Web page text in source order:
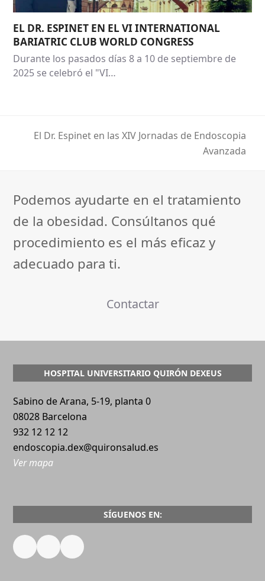
EL DR. ESPINET EN EL VI INTERNATIONAL
BARIATRIC CLUB WORLD CONGRESS
Durante los pasados días 8 a 10 de septiembre de
2025 se celebró el "VI…
El Dr. Espinet en las XIV Jornadas de Endoscopia
Avanzada
Podemos ayudarte en el tratamiento
de la obesidad. Consúltanos qué
procedimiento es el más eficaz y
adecuado para ti.
Contactar
HOSPITAL UNIVERSITARIO QUIRÓN DEXEUS
Sabino de Arana, 5-19, planta 0
08028 Barcelona
932 12 12 12
endoscopia.dex@quironsalud.es
Ver mapa
SÍGUENOS EN:
Facebook
Instagram
YouTube